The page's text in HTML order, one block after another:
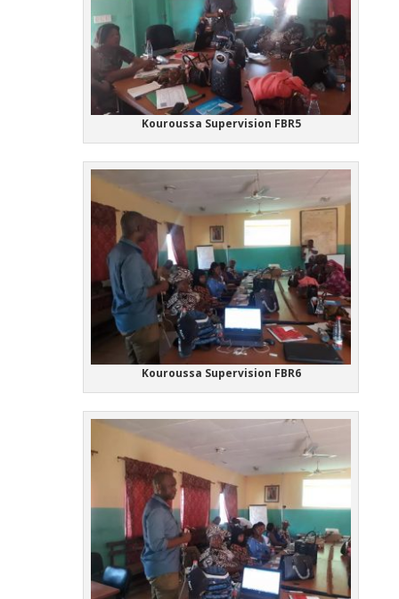
Kouroussa Supervision FBR5
Kouroussa Supervision FBR6